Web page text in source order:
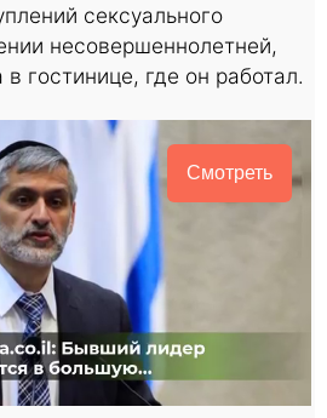
сексуального
несовершеннолетней,
гостинице, где он работал.
Смотреть